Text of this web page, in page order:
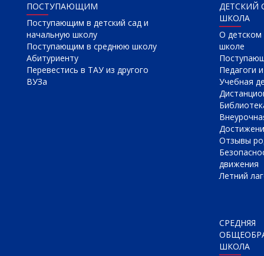
ПОСТУПАЮЩИМ
Поступающим в детский сад и
начальную школу
Поступающим в среднюю школу
Абитуриенту
Перевестись в ТАУ из другого
ВУЗа
ДЕТСКИЙ
ШКОЛА
О детском
школе
Педагоги
Учебная
Отзывы
движения
Летний
СРЕДНЯЯ
ШКОЛА